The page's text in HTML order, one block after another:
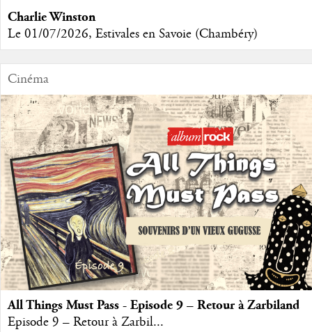
Charlie Winston
Le 01/07/2026, Estivales en Savoie (Chambéry)
Cinéma
All Things Must Pass - Episode 9 – Retour à Zarbiland
Episode 9 – Retour à Zarbil...